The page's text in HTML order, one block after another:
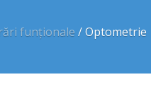
funționale /Optometrie